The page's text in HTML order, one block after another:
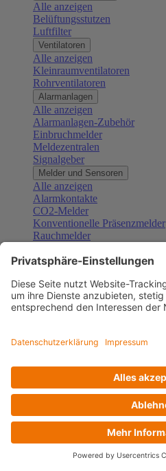
Alle anzeigen
Belüftungsstutzen
Luftfilter
Ventilatoren
Alle anzeigen
Kleinraumventilatoren
Rohrventilatoren
Alarmanlagen
Alle anzeigen
Alarmanlagen-Zubehör
Einbruchmelder
Meldezentralen
Signalgeber
Melder und Sensoren
Alle anzeigen
Alarmkontakte
CO2-Melder
Konventionelle Präsenzmelder
Rauchmelder
Gefahrenmelder
Türsprechanlagen
Alle anzeigen
Außenstationen
Klingeltaster und Gongs
Sprechanlagen-Sets
Zubehör Türkommunikation
Videoüberwachung
Zubehör Videoüberwachung
Alle anzeigen